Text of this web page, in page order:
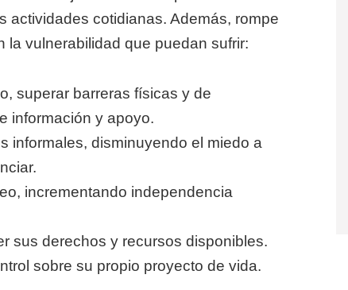
actividades cotidianas. Además, rompe
la vulnerabilidad que puedan sufrir:
superar barreras físicas y de
información y apoyo.
informales, disminuyendo el miedo a
incrementando independencia
sus derechos y recursos disponibles.
sobre su propio proyecto de vida.